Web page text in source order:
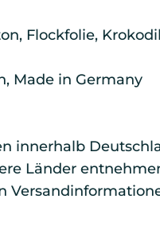
Flockfolie,
Made in Germany
innerhalb
Länder